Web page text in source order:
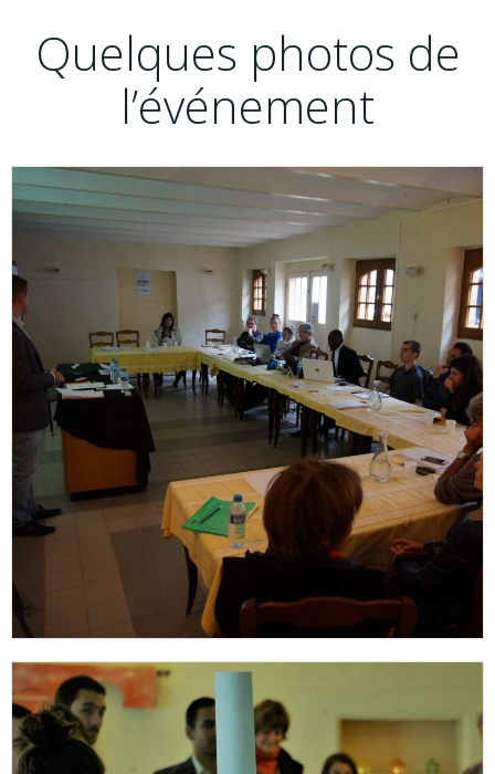
Quelques photos de
l’événement